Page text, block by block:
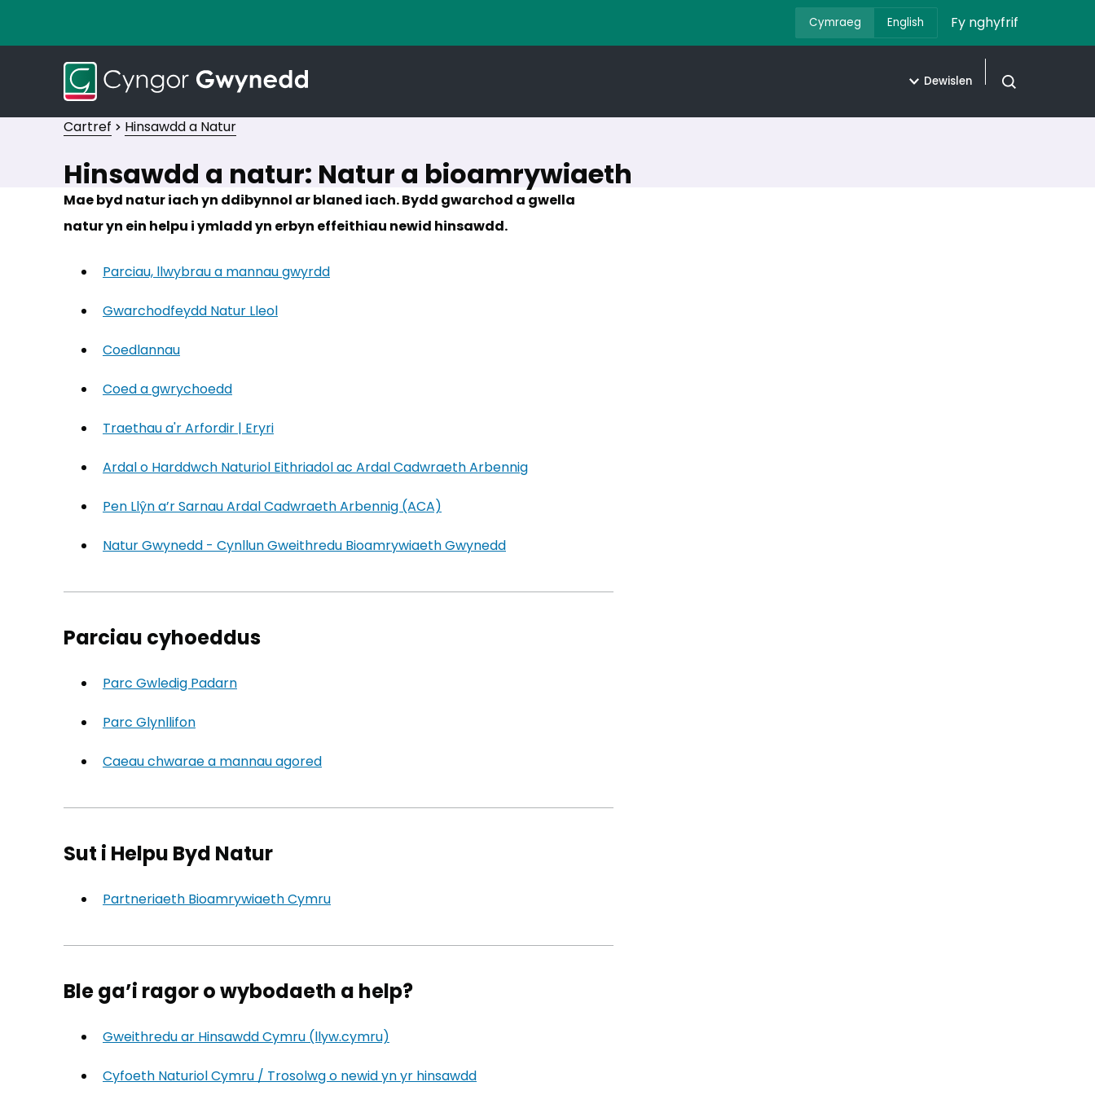
Cymraeg English Fy nghyfrif
Dewislen
Agor chwilio
Cartref Hinsawdd a Natur
Hinsawdd a natur: Natur a bioamrywiaeth
Mae byd natur iach yn ddibynnol ar blaned iach. Bydd gwarchod a gwella
natur yn ein helpu i ymladd yn erbyn effeithiau newid hinsawdd.
Parciau, llwybrau a mannau gwyrdd
Gwarchodfeydd Natur Lleol
Coedlannau
Coed a gwrychoedd
Traethau a'r Arfordir | Eryri
Ardal o Harddwch Naturiol Eithriadol ac Ardal Cadwraeth Arbennig
Pen Llŷn a’r Sarnau Ardal Cadwraeth Arbennig (ACA)
Natur Gwynedd - Cynllun Gweithredu Bioamrywiaeth Gwynedd
Parciau cyhoeddus
Parc Gwledig Padarn
Parc Glynllifon
Caeau chwarae a mannau agored
Sut i Helpu Byd Natur
Partneriaeth Bioamrywiaeth Cymru
Ble ga’i ragor o wybodaeth a help?
Gweithredu ar Hinsawdd Cymru (llyw.cymru)
Cyfoeth Naturiol Cymru / Trosolwg o newid yn yr hinsawdd